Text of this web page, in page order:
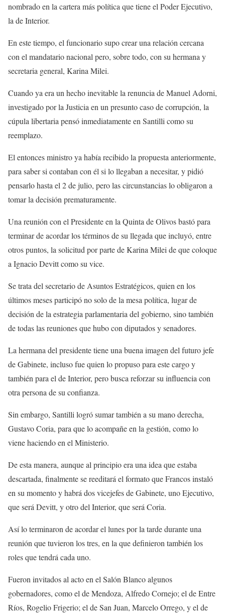
nombrado en la cartera más política que tiene el Poder Ejecutivo,
la de Interior.
En este tiempo, el funcionario supo crear una relación cercana
con el mandatario nacional pero, sobre todo, con su hermana y
secretaria general, Karina Milei.
Cuando ya era un hecho inevitable la renuncia de Manuel Adorni,
investigado por la Justicia en un presunto caso de corrupción, la
cúpula libertaria pensó inmediatamente en Santilli como su
reemplazo.
El entonces ministro ya había recibido la propuesta anteriormente,
para saber si contaban con él si lo llegaban a necesitar, y pidió
pensarlo hasta el 2 de julio, pero las circunstancias lo obligaron a
tomar la decisión prematuramente.
Una reunión con el Presidente en la Quinta de Olivos bastó para
terminar de acordar los términos de su llegada que incluyó, entre
otros puntos, la solicitud por parte de Karina Milei de que coloque
a Ignacio Devitt como su vice.
Se trata del secretario de Asuntos Estratégicos, quien en los
últimos meses participó no solo de la mesa política, lugar de
decisión de la estrategia parlamentaria del gobierno, sino también
de todas las reuniones que hubo con diputados y senadores.
La hermana del presidente tiene una buena imagen del futuro jefe
de Gabinete, incluso fue quien lo propuso para este cargo y
también para el de Interior, pero busca reforzar su influencia con
otra persona de su confianza.
Sin embargo, Santilli logró sumar también a su mano derecha,
Gustavo Coria, para que lo acompañe en la gestión, como lo
viene haciendo en el Ministerio.
De esta manera, aunque al principio era una idea que estaba
descartada, finalmente se reeditará el formato que Francos instaló
en su momento y habrá dos vicejefes de Gabinete, uno Ejecutivo,
que será Devitt, y otro del Interior, que será Coria.
Así lo terminaron de acordar el lunes por la tarde durante una
reunión que tuvieron los tres, en la que definieron también los
roles que tendrá cada uno.
Fueron invitados al acto en el Salón Blanco algunos
gobernadores, como el de Mendoza, Alfredo Cornejo; el de Entre
Ríos, Rogelio Frigerio; el de San Juan, Marcelo Orrego, y el de